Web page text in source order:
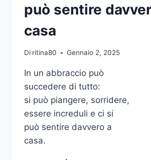
può sentire
casa
Di ritina80 Gennaio 2, 2025
In un abbraccio può
succedere di tutto:
si può piangere, sorridere,
essere increduli e ci si
può sentire davvero a
casa.